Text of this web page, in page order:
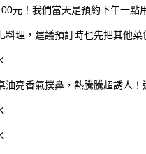
元！我們當天是預約下午一
理，建議預訂時也先把其他菜
亮香氣撲鼻，熱騰騰超誘人